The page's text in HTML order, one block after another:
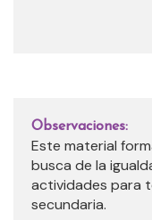
Observaciones:
Este material
busca de la
actividades para
secundaria.